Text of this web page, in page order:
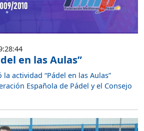
en las Aulas”
actividad “Pádel en las Aulas”
Española de Pádel y el Consejo